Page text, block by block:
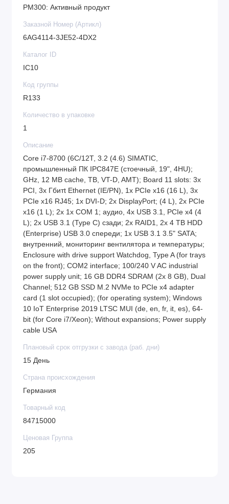
PM300: Активный продукт
Заказной Номер (Артикл)
6AG4114-3JE52-4DX2
Каталог ID
IC10
Код группы
R133
Количество в упаковке
1
Описание
Core i7-8700 (6C/12T, 3.2 (4.6) SIMATIC,
промышленный ПК IPC847E (стоечный, 19", 4HU);
GHz, 12 MB cache, TB, VT-D, AMT); Board 11 slots: 3x
PCI, 3x Гбитt Ethernet (IE/PN), 1x PCIe x16 (16 L), 3x
PCIe x16 RJ45; 1x DVI-D; 2x DisplayPort; (4 L), 2x PCIe
x16 (1 L); 2x 1x COM 1; аудио, 4x USB 3.1, PCIe x4 (4
L); 2x USB 3.1 (Type C) сзади; 2x RAID1, 2x 4 TB HDD
(Enterprise) USB 3.0 спереди; 1x USB 3.1 3.5" SATA;
внутренний, мониторинг вентилятора и температуры;
Enclosure with drive support Watchdog, Type A (for trays
on the front); COM2 interface; 100/240 V AC industrial
power supply unit; 16 GB DDR4 SDRAM (2x 8 GB), Dual
Channel; 512 GB SSD M.2 NVMe to PCIe x4 adapter
card (1 slot occupied); (for operating system); Windows
10 IoT Enterprise 2019 LTSC MUI (de, en, fr, it, es), 64-
bit (for Core i7/Xeon); Without expansions; Power supply
cable USA
Плановый срок отгрузки с завода (раб. дни)
15 День
Страна происхождения
Германия
Товарный код
84715000
Ценовая Группа
205